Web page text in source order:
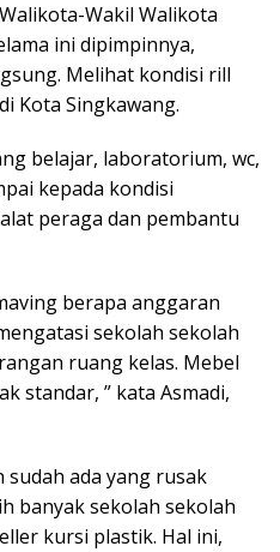
Wakil Walikota
ini dipimpinnya,
Melihat kondisi rill
Kota Singkawang.
belajar, laboratorium, wc,
kepada kondisi
peraga dan pembantu
berapa anggaran
sekolah sekolah
ruang kelas. Mebel
standar, ” kata Asmadi,
sudah ada yang rusak
banyak sekolah sekolah
kursi plastik. Hal ini,